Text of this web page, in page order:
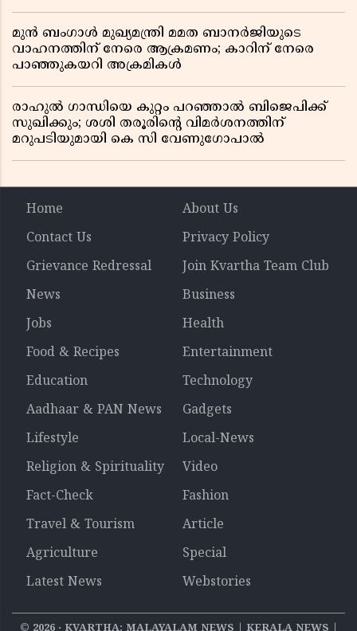
മുൻ ബംഗാൾ മുഖ്യമന്ത്രി മമത ബാനർജിയുടെ
വാഹനത്തിന് നേരെ ആക്രമണം; കാറിന് നേരെ
പാഞ്ഞുകയറി അക്രമികൾ
രാഹുൽ ഗാന്ധിയെ കുറ്റം പറഞ്ഞാൽ ബിജെപിക്ക്
സുഖിക്കും; ശശി തരൂരിന്റെ വിമർശനത്തിന്
മറുപടിയുമായി കെ സി വേണുഗോപാൽ
Home
About Us
Contact Us
Privacy Policy
Grievance Redressal
Join Kvartha Team Club
News
Business
Jobs
Health
Food & Recipes
Entertainment
Education
Technology
Aadhaar & PAN News
Gadgets
Lifestyle
Local-News
Religion & Spirituality
Video
Fact-Check
Fashion
Travel & Tourism
Article
Agriculture
Special
Latest News
Webstories